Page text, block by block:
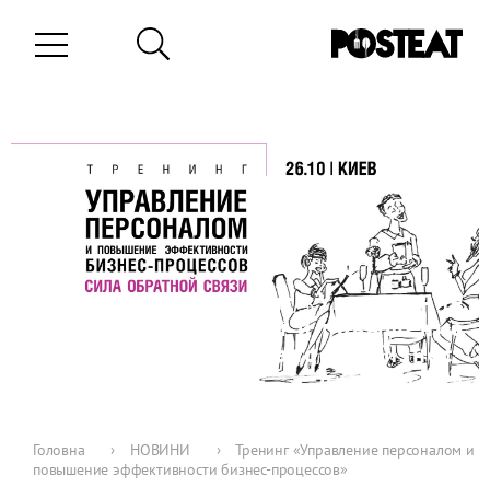
Тренинг «Управление
персоналом и повышение
эффективности бизнес-
процессов»
Головна › НОВИНИ ›
Тренинг «Управление персоналом и
повышение эффективности бизнес-процессов»